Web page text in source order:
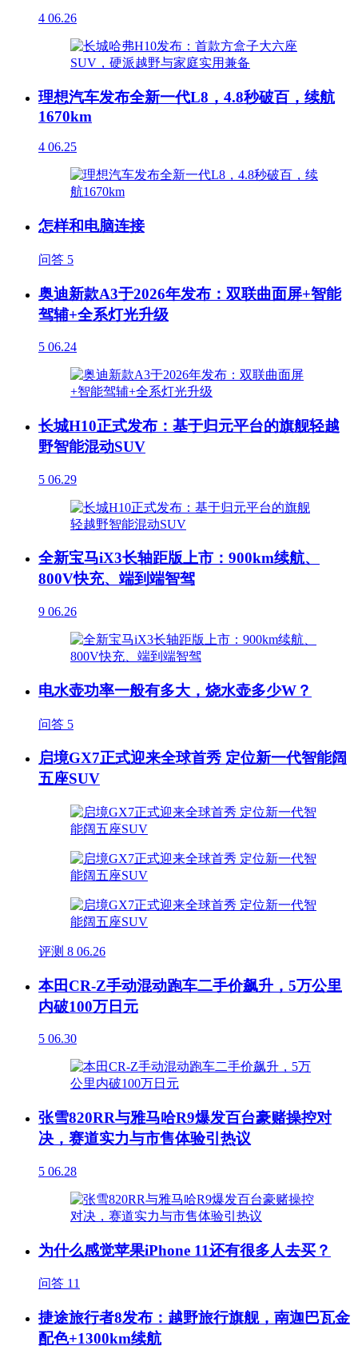
4 06.26
理想汽车发布全新一代L8，4.8秒破百，续航
1670km
4 06.25
怎样和电脑连接
问答 5
奥迪新款A3于2026年发布：双联曲面屏+智能
驾辅+全系灯光升级
5 06.24
长城H10正式发布：基于归元平台的旗舰轻越
野智能混动SUV
5 06.29
全新宝马iX3长轴距版上市：900km续航、
800V快充、端到端智驾
9 06.26
电水壶功率一般有多大，烧水壶多少W？
问答 5
启境GX7正式迎来全球首秀 定位新一代智能阔
五座SUV
评测 8 06.26
本田CR-Z手动混动跑车二手价飙升，5万公里
内破100万日元
5 06.30
张雪820RR与雅马哈R9爆发百台豪赌操控对
决，赛道实力与市售体验引热议
5 06.28
为什么感觉苹果iPhone 11还有很多人去买？
问答 11
捷途旅行者8发布：越野旅行旗舰，南迦巴瓦金
配色+1300km续航